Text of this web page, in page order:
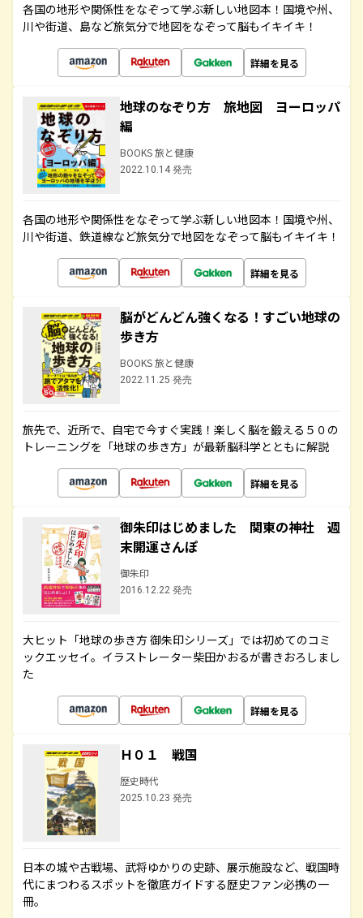
各国の地形や関係性をなぞって学ぶ新しい地図本！国境や州、
川や街道、島など旅気分で地図をなぞって脳もイキイキ！
詳細を見る
地球のなぞり方 旅地図 ヨーロッパ
編
BOOKS 旅と健康
2022.10.14 発売
各国の地形や関係性をなぞって学ぶ新しい地図本！国境や州、
川や街道、鉄道線など旅気分で地図をなぞって脳もイキイキ！
詳細を見る
脳がどんどん強くなる！すごい地球の
歩き方
BOOKS 旅と健康
2022.11.25 発売
旅先で、近所で、自宅で今すぐ実践！楽しく脳を鍛える５０の
トレーニングを「地球の歩き方」が最新脳科学とともに解説
詳細を見る
御朱印はじめました 関東の神社 週
末開運さんぽ
御朱印
2016.12.22 発売
大ヒット「地球の歩き方 御朱印シリーズ」では初めてのコミ
ックエッセイ。イラストレーター柴田かおるが書きおろしまし
た
詳細を見る
Ｈ０１ 戦国
歴史時代
2025.10.23 発売
日本の城や古戦場、武将ゆかりの史跡、展示施設など、戦国時
代にまつわるスポットを徹底ガイドする歴史ファン必携の一
冊。